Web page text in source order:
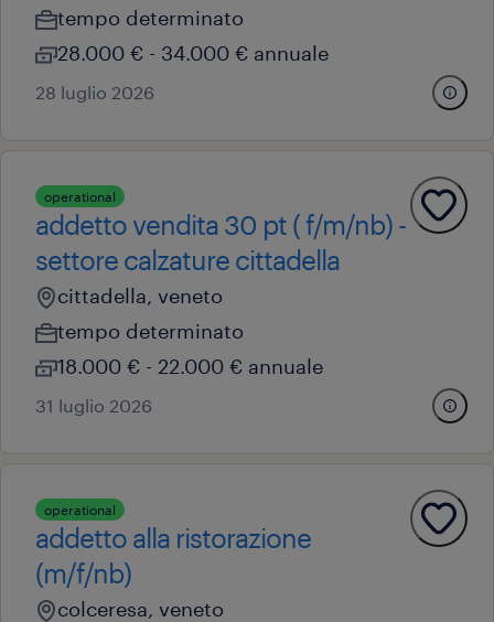
tempo determinato
28.000 € - 34.000 € annuale
28 luglio 2026
operational
addetto vendita 30 pt ( f/m/nb) -
settore calzature cittadella
cittadella, veneto
tempo determinato
18.000 € - 22.000 € annuale
31 luglio 2026
operational
addetto alla ristorazione
(m/f/nb)
colceresa, veneto